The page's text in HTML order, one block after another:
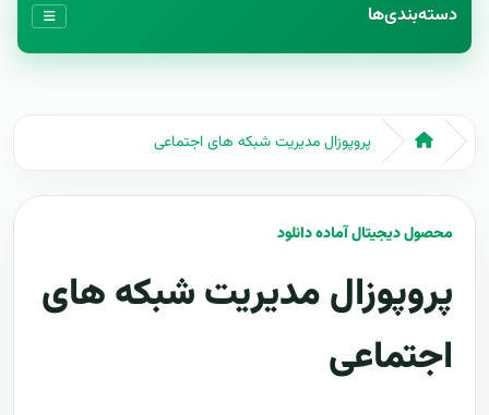
دسته‌بندی‌ها
پروپوزال مدیریت شبکه های اجتماعی
محصول دیجیتال آماده دانلود
پروپوزال مدیریت شبکه های
اجتماعی